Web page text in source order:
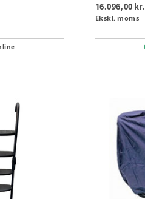
16.096,00 kr.
Ekskl. moms